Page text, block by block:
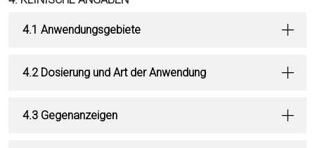
4.1 Anwendungsgebiete
4.2 Dosierung und Art der Anwendung
4.3 Gegenanzeigen